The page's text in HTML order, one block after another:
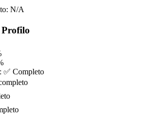
N/A
Profilo
✅ Completo